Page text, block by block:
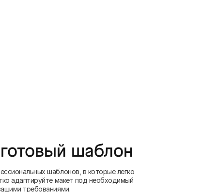
шаблон
шаблонов, в которые легко
адаптируйте макет под необходимый
требованиями.